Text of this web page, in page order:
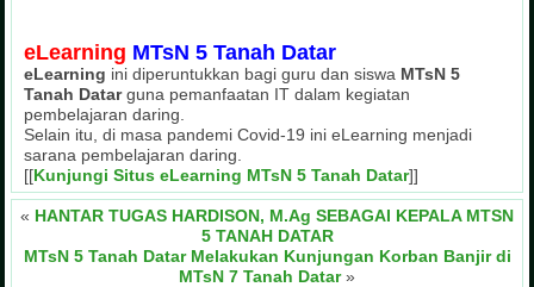
eLearning MTsN 5 Tanah Datar
eLearning ini diperuntukkan bagi guru dan siswa MTsN 5
Tanah Datarguna pemanfaatan IT dalam kegiatan
pembelajaran daring.
Selain itu, di masa pandemi Covid-19 ini eLearning menjadi
sarana pembelajaran daring.
[[Kunjungi Situs eLearning MTsN 5 Tanah Datar]]
« HANTAR TUGAS HARDISON, M.Ag SEBAGAI KEPALA MTSN
5 TANAH DATAR
MTsN 5 Tanah Datar Melakukan Kunjungan Korban Banjir di
MTsN 7 Tanah Datar»